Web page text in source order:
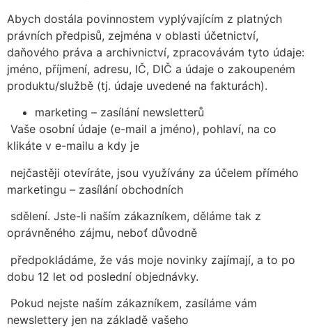
Abych dostála povinnostem vyplývajícím z platných
právních předpisů, zejména v oblasti účetnictví,
daňového práva a archivnictví, zpracovávám tyto údaje:
jméno, příjmení, adresu, IČ, DIČ a údaje o zakoupeném
produktu/službě (tj. údaje uvedené na fakturách).
marketing – zasílání newsletterů
Vaše osobní údaje (e-mail a jméno), pohlaví, na co
klikáte v e-mailu a kdy je
nejčastěji otevíráte, jsou využívány za účelem přímého
marketingu – zasílání obchodních
sdělení. Jste-li naším zákazníkem, děláme tak z
oprávněného zájmu, neboť důvodně
předpokládáme, že vás moje novinky zajímají, a to po
dobu 12 let od poslední objednávky.
Pokud nejste naším zákazníkem, zasíláme vám
newslettery jen na základě vašeho